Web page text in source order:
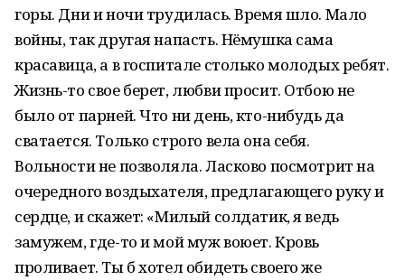
горы. Дни и ночи трудилась. Время шло. Мало
войны, так другая напасть. Нёмушка сама
красавица, а в госпитале столько молодых ребят.
Жизнь-то свое берет, любви просит. Отбою не
было от парней. Что ни день, кто-нибудь да
сватается. Только строго вела она себя.
Вольности не позволяла. Ласково посмотрит на
очередного воздыхателя, предлагающего руку и
сердце, и скажет: «Милый солдатик, я ведь
замужем, где-то и мой муж воюет. Кровь
проливает. Ты б хотел обидеть своего же